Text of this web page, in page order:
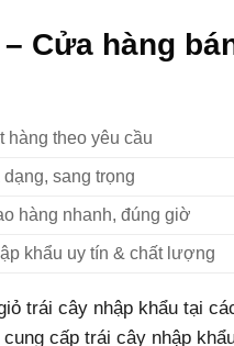
Cửa hàng
hàng theo yêu cầu
dạng, sang trọng
hàng nhanh, đúng giờ
khẩu uy tín & chất lượng
trái cây nhập khẩu tại
cấp trái cây nhập